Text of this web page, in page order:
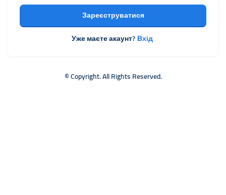
Зареєструватися
Уже маєте акаунт? Вхід
© Copyright. All Rights Reserved.